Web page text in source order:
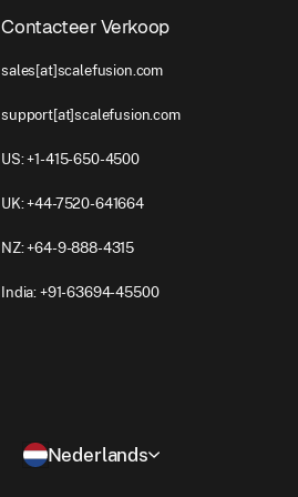
Contacteer Verkoop
sales[at]scalefusion.com
support[at]scalefusion.com
US: +1-415-650-4500
UK: +44-7520-641664
NZ: +64-9-888-4315
India: +91-63694-45500
Nederlands